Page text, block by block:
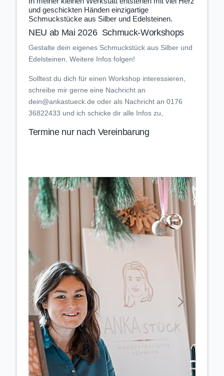
und geschickten Händen einzigartige
Schmuckstücke aus Silber und Edelsteinen.
NEU ab Mai 2026 Schmuck-Workshops
Gestalte dein eigenes Schmuckstück aus Silber und
Edelsteinen. Weitere Infos folgen!
Solltest du dich für einen Workshop interessieren,
schreibe mir gerne eine Nachricht an
dein@ankastueck.de oder als Nachricht an 0176
36822433 und ich schicke dir alle Infos zu,
Termine nur nach Vereinbarung